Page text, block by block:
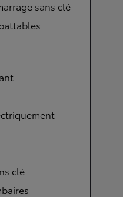
sans clé
clé